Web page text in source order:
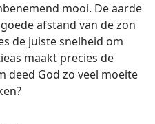
mooi. De aarde
afstand van de zon
de juiste snelheid om
maakt precies de
deed God zo veel moeite